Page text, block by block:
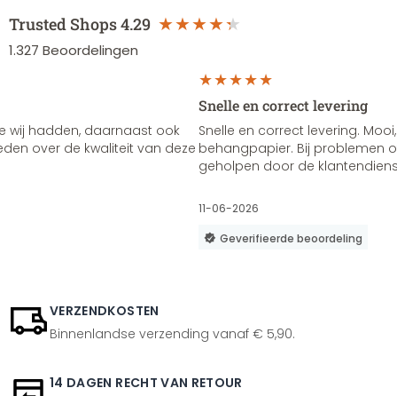
Trusted Shops4.29
1.327 Beoordelingen
wij hadden, daarnaast ook
over de kwaliteit van deze
Snelle en correct levering
Snelle en correct levering.
behangpapier. Bij problemen
geholpen door de
11-06-2026
Geverifieerde beoordeling
VERZENDKOSTEN
Binnenlandse verzending vanaf € 5,90.
14 DAGEN RECHT VAN RETOUR